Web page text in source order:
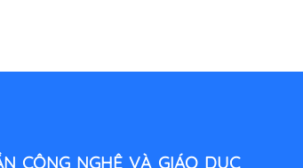
CÔNG NGHỆ VÀ GIÁO DỤC